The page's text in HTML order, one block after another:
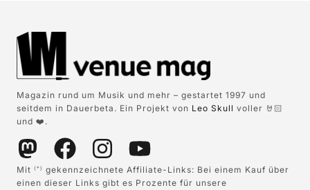
Magazin rund um Musik und mehr – gestartet 1997 und
seitdem in Dauerbeta. Ein Projekt von Leo Skull voller 🤘🏻
und ❤️.
Mit (*)
gekennzeichnete Affiliate-Links: Bei einem Kauf über
einen dieser Links gibt es Prozente für unsere